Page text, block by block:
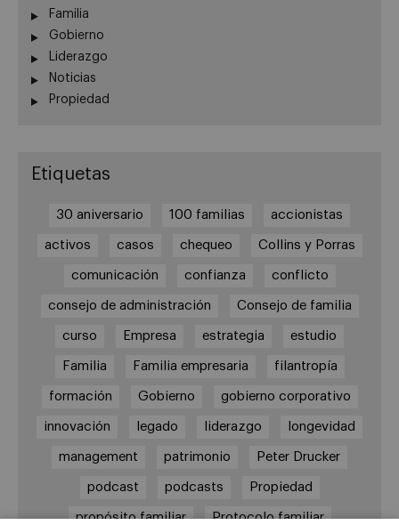
Familia
Gobierno
Liderazgo
Noticias
Propiedad
Etiquetas
30 aniversario 100 familias accionistas
activos casos chequeo Collins y Porras
comunicación confianza conflicto
consejo de administración Consejo de familia
curso Empresa estrategia estudio
Familia Familia empresaria filantropía
formación Gobierno gobierno corporativo
innovación legado liderazgo longevidad
management patrimonio Peter Drucker
podcast podcasts Propiedad
propósito familiar Protocolo familiar